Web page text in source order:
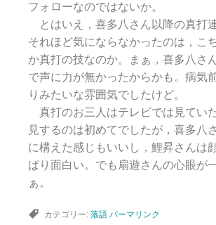
フォローなのではないか。
とはいえ，喜多八さん以降の真打
それほど気にならなかったのは，こ
か真打の技なのか。まぁ，喜多八さ
で声に力が無かったからかも。病気
りみたいな雰囲気でしたけど。
真打のお三人はテレビでは見てい
見するのは初めてでしたが，喜多八
に構えた感じもいいし，鯉昇さんは
ぱり面白い。でも扇遊さんの心眼が
ぁ。
カテゴリー: 落語 パーマリンク